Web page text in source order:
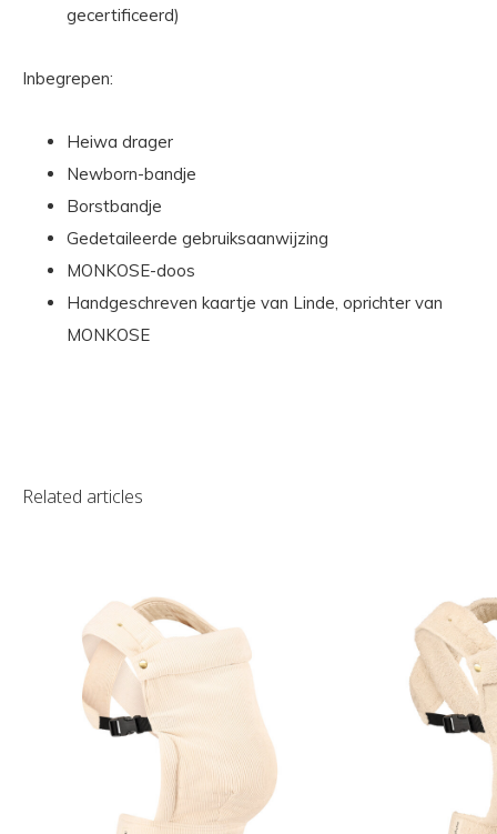
gecertificeerd)
Inbegrepen:
Heiwa drager
Newborn-bandje
Borstbandje
Gedetaileerde gebruiksaanwijzing
MONKOSE-doos
Handgeschreven kaartje van Linde, oprichter van
MONKOSE
Related articles